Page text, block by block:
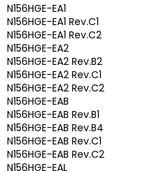
N156HGE-EA1
N156HGE-EA1 Rev.C1
N156HGE-EA1 Rev.C2
N156HGE-EA2
N156HGE-EA2 Rev.B2
N156HGE-EA2 Rev.C1
N156HGE-EA2 Rev.C2
N156HGE-EAB
N156HGE-EAB Rev.B1
N156HGE-EAB Rev.B4
N156HGE-EAB Rev.C1
N156HGE-EAB Rev.C2
N156HGE-EAL